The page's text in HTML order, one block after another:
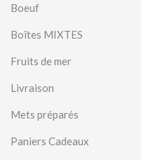
Boeuf
Boîtes MIXTES
Fruits de mer
Livraison
Mets préparés
Paniers Cadeaux